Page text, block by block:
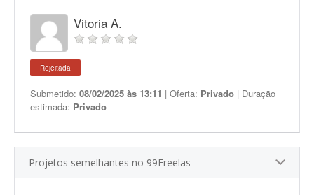
Vitoria A.
Rejeitada
Submetido: 08/02/2025 às 13:11 | Oferta: Privado | Duração
estimada: Privado
Projetos semelhantes no 99Freelas